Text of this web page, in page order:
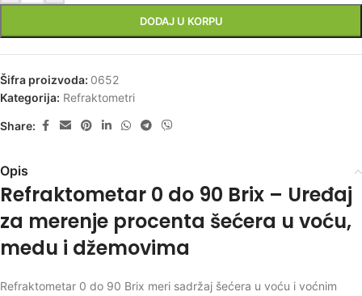
DODAJ U KORPU
Šifra proizvoda: 0652
Kategorija: Refraktometri
Share:
Opis
Refraktometar 0 do 90 Brix – Uređaj
za merenje procenta šećera u voću,
medu i džemovima
Refraktometar 0 do 90 Brix meri sadržaj šećera u voću i voćnim